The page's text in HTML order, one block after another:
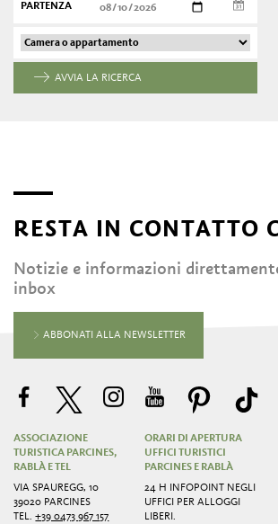
PARTENZA
AVVIA LA RICERCA
RESTA IN CONTATTO
Notizie e informazioni
inbox
ABBONATI ALLA NEWSLETTER
ASSOCIAZIONE
TURISTICA PARCINES,
RABLÀ E TEL
VIA SPAUREGG, 10
39020 PARCINES
TEL.+39 0473 967 157
ORARI DI APERTURA
UFFICI TURISTICI
PARCINES E RABLÀ
24 H INFOPOINT NEGLI
UFFICI PER ALLOGGI
LIBERI.